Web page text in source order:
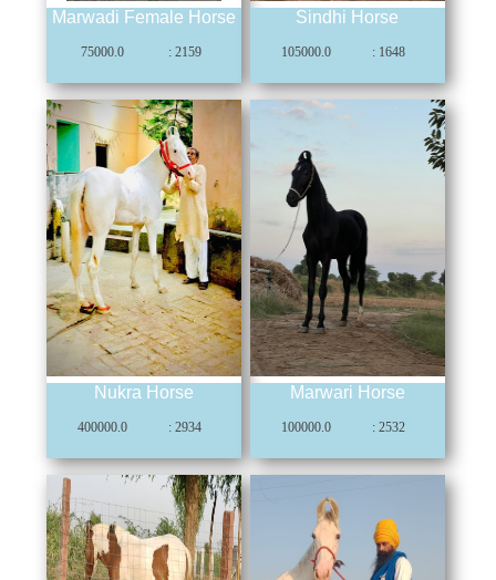
Marwadi Female Horse
75000.0 : 2159
Sindhi Horse
105000.0 : 1648
Nukra Horse
400000.0 : 2934
Marwari Horse
100000.0 : 2532